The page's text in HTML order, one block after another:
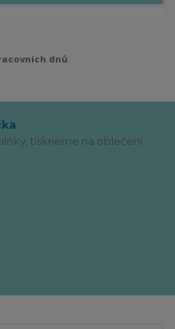
dnů
tiskneme na oblečení